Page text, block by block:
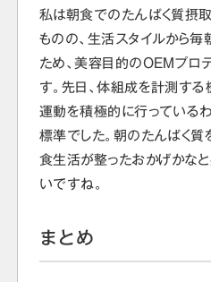
私は朝食でのたんぱく質摂
ものの、生活スタイルから毎
ため、美容目的のOEMプロ
す。先日、体組成を計測す
運動を積極的に行っている
標準でした。朝のたんぱく質
食生活が整ったおかげかなと
いですね。
まとめ